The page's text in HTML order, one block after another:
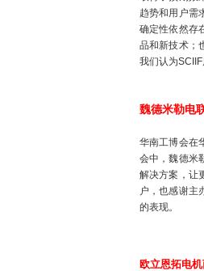
趋势和用户需
确定性依然存
品和新技术；
我们认为
魏德米勒电
华南工博会在
会中，魏德米
解决方案，让
户，也感谢主
的表现。
欧立恩拓电